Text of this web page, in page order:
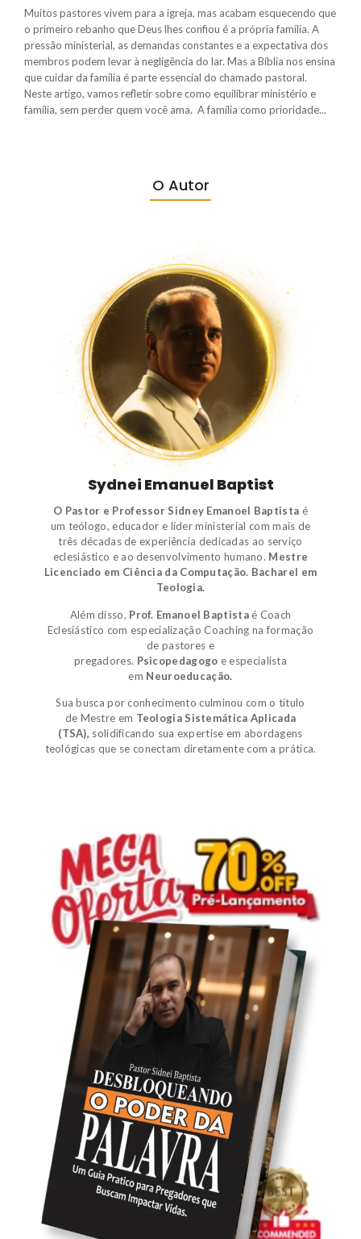
Muitos pastores vivem para a igreja, mas acabam esquecendo que
o primeiro rebanho que Deus lhes confiou é a própria família. A
pressão ministerial, as demandas constantes e a expectativa dos
membros podem levar à negligência do lar. Mas a Bíblia nos ensina
que cuidar da família é parte essencial do chamado pastoral.
Neste artigo, vamos refletir sobre como equilibrar ministério e
família, sem perder quem você ama. A família como prioridade...
O Autor
Sydnei Emanuel Baptist
O Pastor e Professor Sidney Emanoel Baptista é
um teólogo, educador e líder ministerial com mais de
três décadas de experiência dedicadas ao serviço
eclesiástico e ao desenvolvimento humano. Mestre
Licenciado em Ciência da Computação. Bacharel em
Teologia.
Além disso, Prof. Emanoel Baptistaé Coach
Eclesiástico com especialização Coaching na formação
de pastores e
pregadores. Psicopedagogo e especialista
em Neuroeducação.
Sua busca por conhecimento culminou com o título
de Mestre em Teologia Sistemática Aplicada
(TSA), solidificando sua expertise em abordagens
teológicas que se conectam diretamente com a prática.